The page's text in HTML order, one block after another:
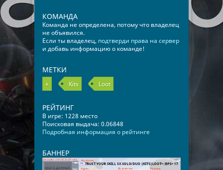
КОМАНДА
Команда не определена, потому что владелец
не объявился.
Если ты владелец, подтверди права на сервер
и добавь информацию о команде!
МЕТКИ
+ Kits Loot
РЕЙТИНГ
В игре: 1228 место
Поисковая выдача: 0.06848
Подробная информация о рейтинге
БАННЕР